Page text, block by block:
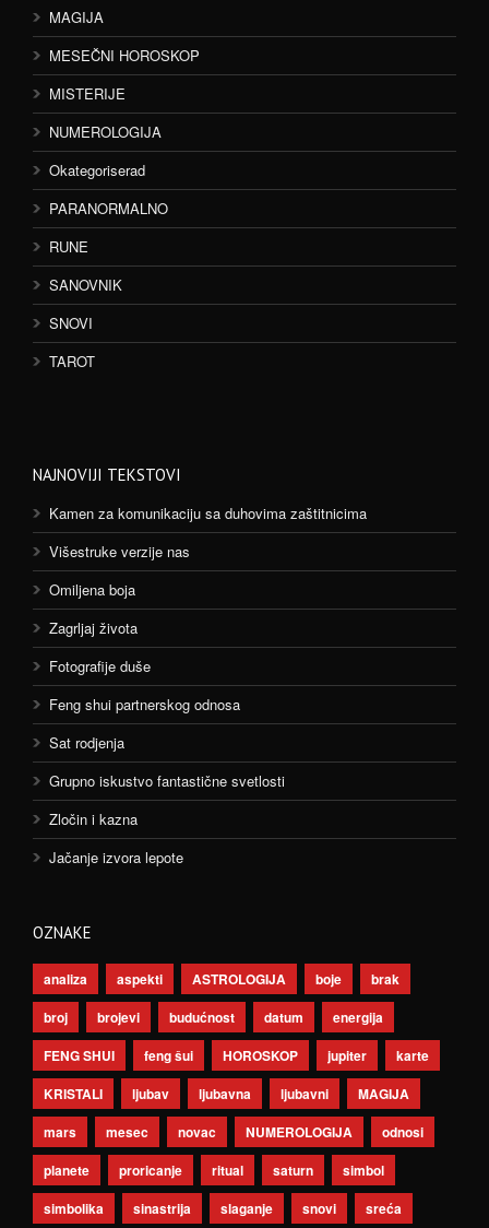
MAGIJA
MESEČNI HOROSKOP
MISTERIJE
NUMEROLOGIJA
Okategoriserad
PARANORMALNO
RUNE
SANOVNIK
SNOVI
TAROT
NAJNOVIJI TEKSTOVI
Kamen za komunikaciju sa duhovima zaštitnicima
Višestruke verzije nas
Omiljena boja
Zagrljaj života
Fotografije duše
Feng shui partnerskog odnosa
Sat rodjenja
Grupno iskustvo fantastične svetlosti
Zločin i kazna
Jačanje izvora lepote
OZNAKE
analiza aspekti ASTROLOGIJA boje
brak
broj
brojevi budućnost datum
energija
FENG SHUI
feng šui HOROSKOP jupiter
karte
KRISTALI
ljubav ljubavna ljubavni
MAGIJA
mars
mesec novac NUMEROLOGIJA
odnosi
planete
proricanje ritual saturn
simbol
simbolika
sinastrija slaganje snovi sreća